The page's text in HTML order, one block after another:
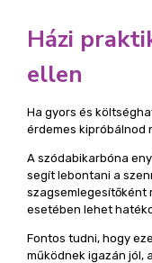
Házi
ellen
Ha gyors és
érdemes kipróbálnod
A szódabikarbóna
segít lebontani a
szagsemlegesítőként
esetében lehet
Fontos tudni, hogy
működnek igazán jól,